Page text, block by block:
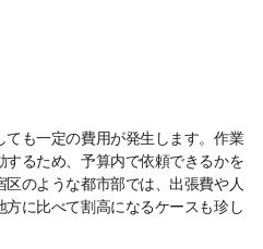
も一定の費用が発生します。作業
るため、予算内で依頼できるかを
のような都市部では、出張費や人
に比べて割高になるケースも珍し